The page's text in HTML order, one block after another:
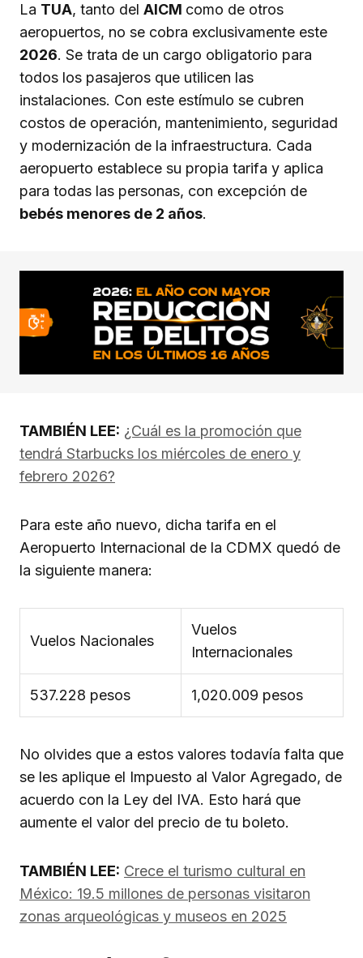
La TUA, tanto del AICM como de otros
aeropuertos, no se cobra exclusivamente este
2026. Se trata de un cargo obligatorio para
todos los pasajeros que utilicen las
instalaciones. Con este estímulo se cubren
costos de operación, mantenimiento, seguridad
y modernización de la infraestructura. Cada
aeropuerto establece su propia tarifa y aplica
para todas las personas, con excepción de
bebés menores de 2 años.
TAMBIÉN LEE: ¿Cuál es la promoción que
tendrá Starbucks los miércoles de enero y
febrero 2026?
Para este año nuevo, dicha tarifa en el
Aeropuerto Internacional de la CDMX quedó de
la siguiente manera:
Vuelos Nacionales
Vuelos
Internacionales
537.228 pesos 1,020.009 pesos
No olvides que a estos valores todavía falta que
se les aplique el Impuesto al Valor Agregado, de
acuerdo con la Ley del IVA. Esto hará que
aumente el valor del precio de tu boleto.
TAMBIÉN LEE: Crece el turismo cultural en
México: 19.5 millones de personas visitaron
zonas arqueológicas y museos en 2025